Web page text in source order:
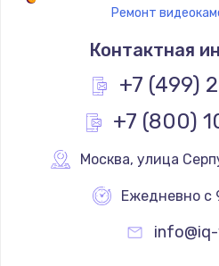
Замена
700
Замена
Замена
900 руб.
Ремонт
Контактная
+7 (499)
+7 (800)
Москва, улица
Ежедневно с